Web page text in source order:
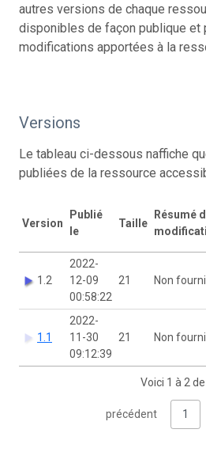
autres versions de chaque
disponibles de façon publique et
modifications apportées à la
Versions
Le tableau ci-dessous naffiche
publiées de la ressource
Version
Publié
le
Taille
Résumé
1.2
2022-
12-09
00:58:22
21 Non fourni
1.1
2022-
11-30
09:12:39
21 Non fourni
Voici 1 à 2
précédent 1